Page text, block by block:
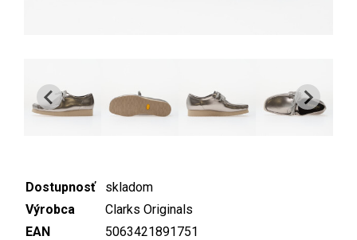
Dostupnosť
skladom
Výrobca
Clarks Originals
EAN
5063421891751